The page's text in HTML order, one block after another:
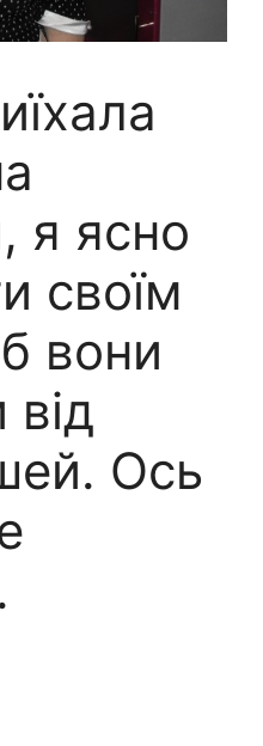
я ясно
своїм
вони
Ось